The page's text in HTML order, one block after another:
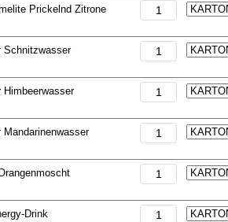
Prickelnd Zitrone
Schnitzwasser
Himbeerwasser
Mandarinenwasser
Drink